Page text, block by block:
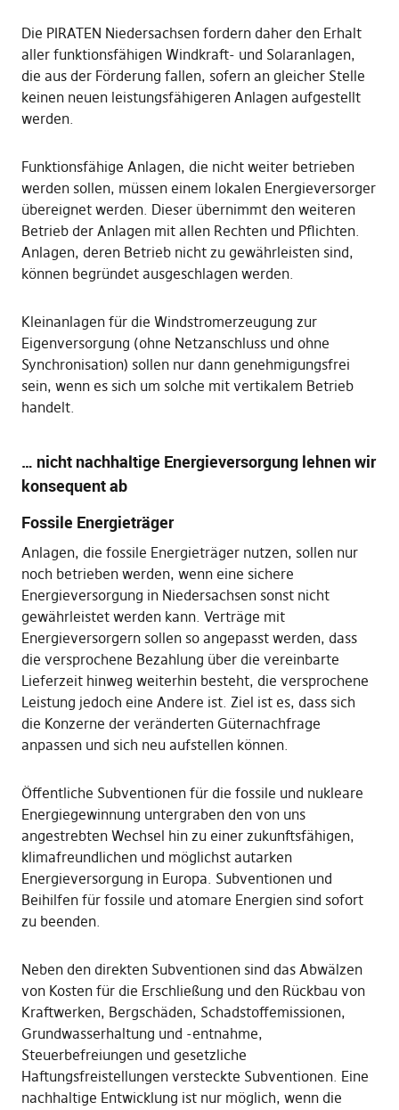
Die PIRATEN Niedersachsen fordern daher den Erhalt
aller funktionsfähigen Windkraft- und Solaranlagen,
die aus der Förderung fallen, sofern an gleicher Stelle
keinen neuen leistungsfähigeren Anlagen aufgestellt
werden.
Funktionsfähige Anlagen, die nicht weiter betrieben
werden sollen, müssen einem lokalen Energieversorger
übereignet werden. Dieser übernimmt den weiteren
Betrieb der Anlagen mit allen Rechten und Pflichten.
Anlagen, deren Betrieb nicht zu gewährleisten sind,
können begründet ausgeschlagen werden.
Kleinanlagen für die Windstromerzeugung zur
Eigenversorgung (ohne Netzanschluss und ohne
Synchronisation) sollen nur dann genehmigungsfrei
sein, wenn es sich um solche mit vertikalem Betrieb
handelt.
… nicht nachhaltige Energieversorgung lehnen wir
konsequent ab
Fossile Energieträger
Anlagen, die fossile Energieträger nutzen, sollen nur
noch betrieben werden, wenn eine sichere
Energieversorgung in Niedersachsen sonst nicht
gewährleistet werden kann. Verträge mit
Energieversorgern sollen so angepasst werden, dass
die versprochene Bezahlung über die vereinbarte
Lieferzeit hinweg weiterhin besteht, die versprochene
Leistung jedoch eine Andere ist. Ziel ist es, dass sich
die Konzerne der veränderten Güternachfrage
anpassen und sich neu aufstellen können.
Öffentliche Subventionen für die fossile und nukleare
Energiegewinnung untergraben den von uns
angestrebten Wechsel hin zu einer zukunftsfähigen,
klimafreundlichen und möglichst autarken
Energieversorgung in Europa. Subventionen und
Beihilfen für fossile und atomare Energien sind sofort
zu beenden.
Neben den direkten Subventionen sind das Abwälzen
von Kosten für die Erschließung und den Rückbau von
Kraftwerken, Bergschäden, Schadstoffemissionen,
Grundwasserhaltung und -entnahme,
Steuerbefreiungen und gesetzliche
Haftungsfreistellungen versteckte Subventionen. Eine
nachhaltige Entwicklung ist nur möglich, wenn die